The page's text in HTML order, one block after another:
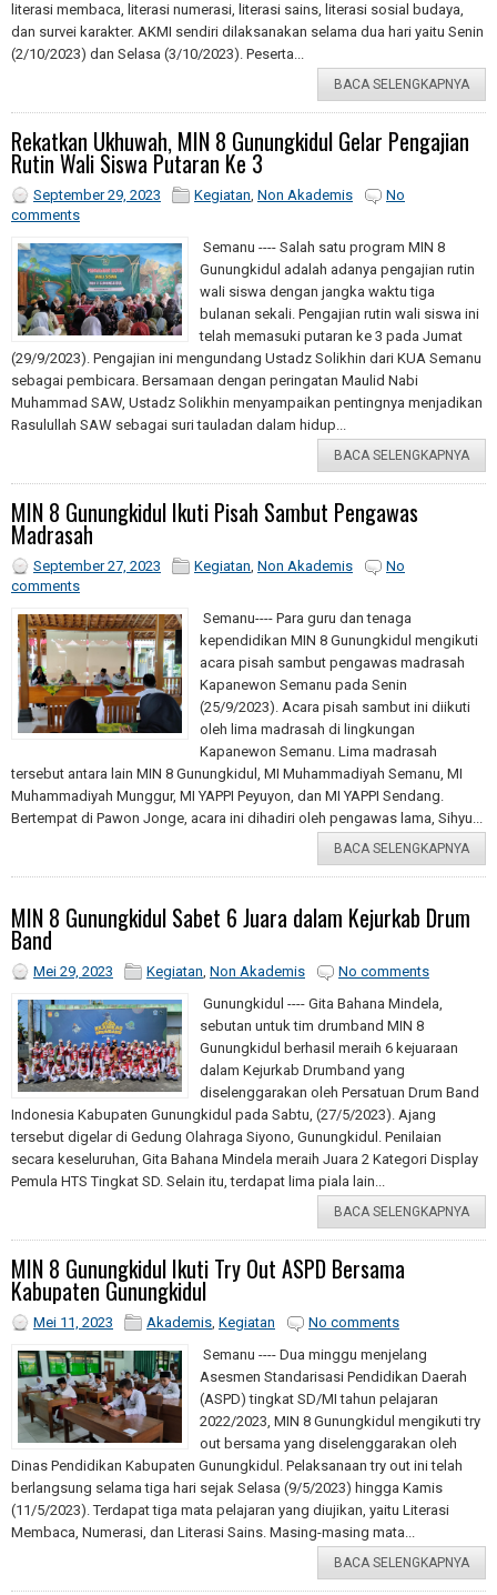
literasi membaca, literasi numerasi, literasi sains, literasi sosial budaya,
dan survei karakter. AKMI sendiri dilaksanakan selama dua hari yaitu Senin
(2/10/2023) dan Selasa (3/10/2023). Peserta...
BACA SELENGKAPNYA
Rekatkan Ukhuwah, MIN 8 Gunungkidul Gelar Pengajian
Rutin Wali Siswa Putaran Ke 3
September 29, 2023 Kegiatan, Non Akademis
No
comments
Semanu ---- Salah satu program MIN 8
Gunungkidul adalah adanya pengajian rutin
wali siswa dengan jangka waktu tiga
bulanan sekali. Pengajian rutin wali siswa ini
telah memasuki putaran ke 3 pada Jumat
(29/9/2023). Pengajian ini mengundang Ustadz Solikhin dari KUA Semanu
sebagai pembicara. Bersamaan dengan peringatan Maulid Nabi
Muhammad SAW, Ustadz Solikhin menyampaikan pentingnya menjadikan
Rasulullah SAW sebagai suri tauladan dalam hidup...
BACA SELENGKAPNYA
MIN 8 Gunungkidul Ikuti Pisah Sambut Pengawas
Madrasah
September 27, 2023 Kegiatan, Non Akademis
No
comments
Semanu---- Para guru dan tenaga
kependidikan MIN 8 Gunungkidul mengikuti
acara pisah sambut pengawas madrasah
Kapanewon Semanu pada Senin
(25/9/2023). Acara pisah sambut ini diikuti
oleh lima madrasah di lingkungan
Kapanewon Semanu. Lima madrasah
tersebut antara lain MIN 8 Gunungkidul, MI Muhammadiyah Semanu, MI
Muhammadiyah Munggur, MI YAPPI Peyuyon, dan MI YAPPI Sendang.
Bertempat di Pawon Jonge, acara ini dihadiri oleh pengawas lama, Sihyu...
BACA SELENGKAPNYA
MIN 8 Gunungkidul Sabet 6 Juara dalam Kejurkab Drum
Band
Mei 29, 2023 Kegiatan, Non Akademis
No comments
Gunungkidul ---- Gita Bahana Mindela,
sebutan untuk tim drumband MIN 8
Gunungkidul berhasil meraih 6 kejuaraan
dalam Kejurkab Drumband yang
diselenggarakan oleh Persatuan Drum Band
Indonesia Kabupaten Gunungkidul pada Sabtu, (27/5/2023). Ajang
tersebut digelar di Gedung Olahraga Siyono, Gunungkidul. Penilaian
secara keseluruhan, Gita Bahana Mindela meraih Juara 2 Kategori Display
Pemula HTS Tingkat SD. Selain itu, terdapat lima piala lain...
BACA SELENGKAPNYA
MIN 8 Gunungkidul Ikuti Try Out ASPD Bersama
Kabupaten Gunungkidul
Mei 11, 2023 Akademis, Kegiatan
No comments
Semanu ---- Dua minggu menjelang
Asesmen Standarisasi Pendidikan Daerah
(ASPD) tingkat SD/MI tahun pelajaran
2022/2023, MIN 8 Gunungkidul mengikuti try
out bersama yang diselenggarakan oleh
Dinas Pendidikan Kabupaten Gunungkidul. Pelaksanaan try out ini telah
berlangsung selama tiga hari sejak Selasa (9/5/2023) hingga Kamis
(11/5/2023). Terdapat tiga mata pelajaran yang diujikan, yaitu Literasi
Membaca, Numerasi, dan Literasi Sains. Masing-masing mata...
BACA SELENGKAPNYA